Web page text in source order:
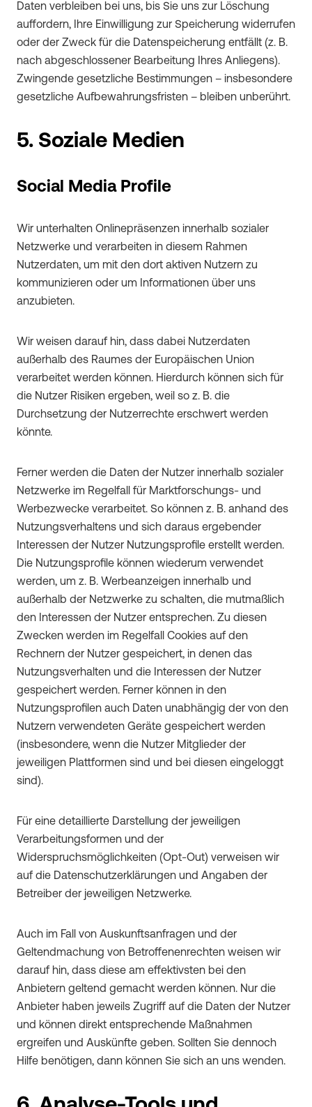
Daten verbleiben bei uns, bis Sie uns zur Löschung
auffordern, Ihre Einwilligung zur Speicherung widerrufen
oder der Zweck für die Datenspeicherung entfällt (z. B.
nach abgeschlossener Bearbeitung Ihres Anliegens).
Zwingende gesetzliche Bestimmungen – insbesondere
gesetzliche Aufbewahrungsfristen – bleiben unberührt.
5. Soziale Medien
Social Media Profile
Wir unterhalten Onlinepräsenzen innerhalb sozialer
Netzwerke und verarbeiten in diesem Rahmen
Nutzerdaten, um mit den dort aktiven Nutzern zu
kommunizieren oder um Informationen über uns
anzubieten.
Wir weisen darauf hin, dass dabei Nutzerdaten
außerhalb des Raumes der Europäischen Union
verarbeitet werden können. Hierdurch können sich für
die Nutzer Risiken ergeben, weil so z. B. die
Durchsetzung der Nutzerrechte erschwert werden
könnte.
Ferner werden die Daten der Nutzer innerhalb sozialer
Netzwerke im Regelfall für Marktforschungs- und
Werbezwecke verarbeitet. So können z. B. anhand des
Nutzungsverhaltens und sich daraus ergebender
Interessen der Nutzer Nutzungsprofile erstellt werden.
Die Nutzungsprofile können wiederum verwendet
werden, um z. B. Werbeanzeigen innerhalb und
außerhalb der Netzwerke zu schalten, die mutmaßlich
den Interessen der Nutzer entsprechen. Zu diesen
Zwecken werden im Regelfall Cookies auf den
Rechnern der Nutzer gespeichert, in denen das
Nutzungsverhalten und die Interessen der Nutzer
gespeichert werden. Ferner können in den
Nutzungsprofilen auch Daten unabhängig der von den
Nutzern verwendeten Geräte gespeichert werden
(insbesondere, wenn die Nutzer Mitglieder der
jeweiligen Plattformen sind und bei diesen eingeloggt
sind).
Für eine detaillierte Darstellung der jeweiligen
Verarbeitungsformen und der
Widerspruchsmöglichkeiten (Opt-Out) verweisen wir
auf die Datenschutzerklärungen und Angaben der
Betreiber der jeweiligen Netzwerke.
Auch im Fall von Auskunftsanfragen und der
Geltendmachung von Betroffenenrechten weisen wir
darauf hin, dass diese am effektivsten bei den
Anbietern geltend gemacht werden können. Nur die
Anbieter haben jeweils Zugriff auf die Daten der Nutzer
und können direkt entsprechende Maßnahmen
ergreifen und Auskünfte geben. Sollten Sie dennoch
Hilfe benötigen, dann können Sie sich an uns wenden.